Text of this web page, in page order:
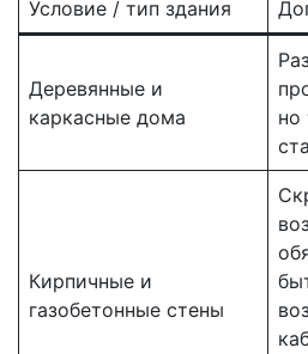
Условие / тип здания
Деревянные и
каркасные дома
но
Кирпичные и
газобетонные стены